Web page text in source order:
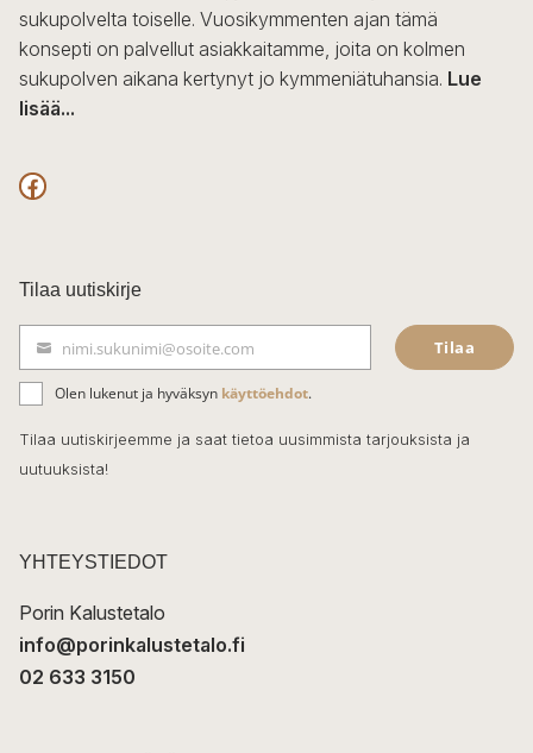
sukupolvelta toiselle. Vuosikymmenten ajan tämä
konsepti on palvellut asiakkaitamme, joita on kolmen
sukupolven aikana kertynyt jo kymmeniätuhansia. Lue
lisää...
F
c
e
b
o
o
k
Tilaa uutiskirje
ä
h
k
t
nimi.sukunimi@osoite.com Tilaa
Olen lukenut ja hyväksyn käyttöehdot.
Tilaa uutiskirjeemme ja saat tietoa uusimmista tarjouksista ja
uutuuksista!
YHTEYSTIEDOT
Porin Kalustetalo
info@porinkalustetalo.fi
02 633 3150